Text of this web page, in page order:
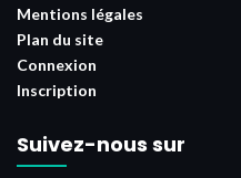
Mentions légales
Plan du site
Connexion
Inscription
Suivez-nous sur